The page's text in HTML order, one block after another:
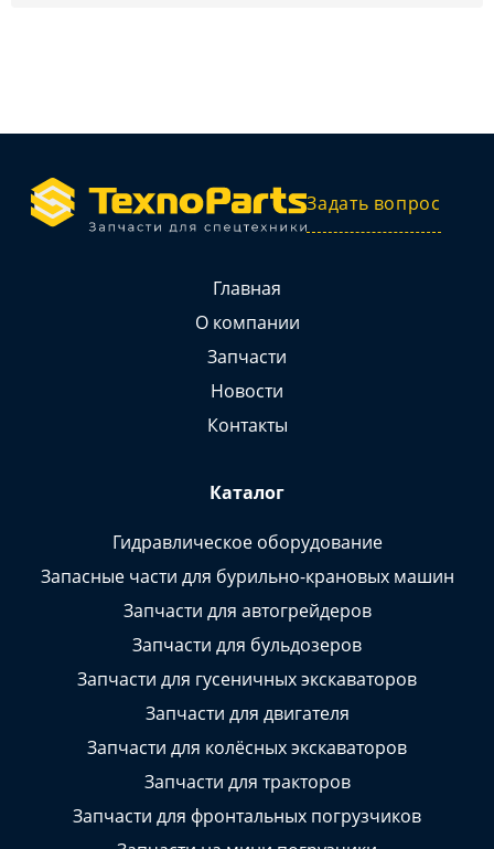
Задать вопрос
Главная
О компании
Запчасти
Новости
Контакты
Каталог
Гидравлическое оборудование
Запасные части для бурильно-крановых машин
Запчасти для автогрейдеров
Запчасти для бульдозеров
Запчасти для гусеничных экскаваторов
Запчасти для двигателя
Запчасти для колёсных экскаваторов
Запчасти для тракторов
Запчасти для фронтальных погрузчиков